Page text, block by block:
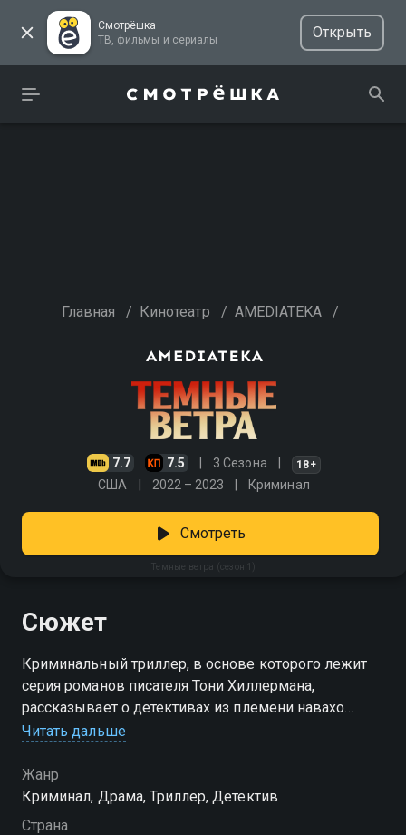
Смотрёшка
ТВ, фильмы и сериалы
Открыть
Главная / Кинотеатр / AMEDIATEKA /
7.7 7.5 3 Сезона 18+
США 2022 – 2023 Криминал
Темные ветра (сезон 1)
Смотреть
Сюжет
Криминальный триллер, в основе которого лежит
серия романов писателя Тони Хиллермана,
рассказывает о детективах из племени навахо
вы можете совершенно бесплатно в хорошем HD
качестве на Смотрёшке
Читать дальше
Жанр
Криминал, Драма, Триллер, Детектив
Страна